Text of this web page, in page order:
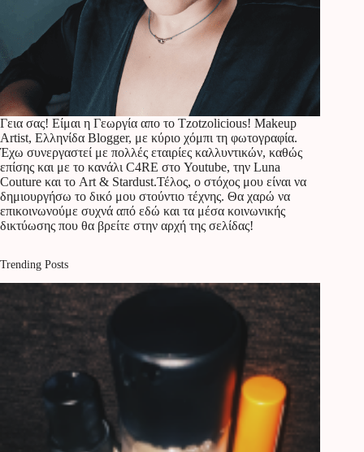
Γεια σας! Είμαι η Γεωργία απο το Tzotzolicious! Makeup
Artist, Ελληνίδα Blogger, με κύριο χόμπι τη φωτογραφία.
Έχω συνεργαστεί με πολλές εταιρίες καλλυντικών, καθώς
επίσης και με το κανάλι C4RE στο Youtube, την Luna
Couture και το Art & Stardust.Τέλος, ο στόχος μου είναι να
δημιουργήσω το δικό μου στούντιο τέχνης. Θα χαρώ να
επικοινωνούμε συχνά από εδώ και τα μέσα κοινωνικής
δικτύωσης που θα βρείτε στην αρχή της σελίδας!
Trending Posts